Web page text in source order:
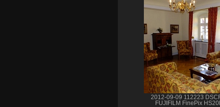
2012-09-09 112223
FUJIFILM FinePix